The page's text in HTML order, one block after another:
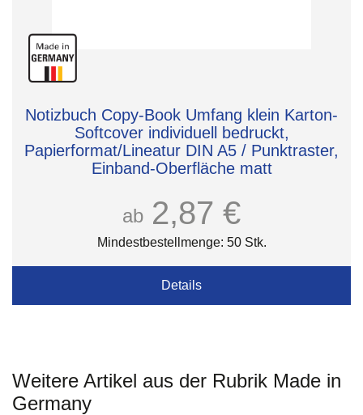
Notizbuch Copy-Book Umfang klein Karton-
Softcover individuell bedruckt,
Papierformat/Lineatur DIN A5 / Punktraster,
Einband-Oberfläche matt
ab 2,87 €
Mindestbestellmenge: 50 Stk.
Details
Weitere Artikel aus der Rubrik Made in
Germany